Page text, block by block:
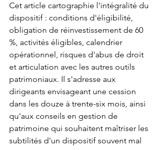
Cet article cartographie l'intégralité du
dispositif : conditions d'éligibilité,
obligation de réinvestissement de 60
%, activités éligibles, calendrier
opérationnel, risques d'abus de droit
et articulation avec les autres outils
patrimoniaux. Il s'adresse aux
dirigeants envisageant une cession
dans les douze à trente-six mois, ainsi
qu'aux conseils en gestion de
patrimoine qui souhaitent maîtriser les
subtilités d'un dispositif souvent mal